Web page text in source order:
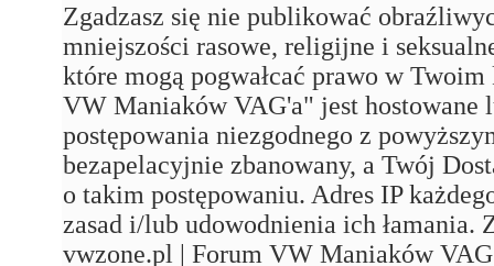
Zgadzasz się nie publikować
mniejszości rasowe, religijne i
które mogą pogwałcać prawo w
VW Maniaków VAG'a" jest hostowane
postępowania niezgodnego z
bezapelacyjnie zbanowany, a Twój
o takim postępowaniu. Adres IP
zasad i/lub udowodnienia ich
vwzone.pl | Forum VW Maniaków